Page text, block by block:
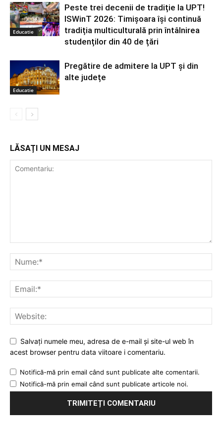
Educatie
Peste trei decenii de tradiție la UPT!
ISWinT 2026: Timișoara își continuă
tradiția multiculturală prin întâlnirea
studenților din 40 de țări
Educatie
Pregătire de admitere la UPT și din
alte județe
LĂSAȚI UN MESAJ
Salvați numele meu, adresa de e-mail și site-ul web în
acest browser pentru data viitoare i comentariu.
Notifică-mă prin email când sunt publicate alte comentarii.
Notifică-mă prin email când sunt publicate articole noi.